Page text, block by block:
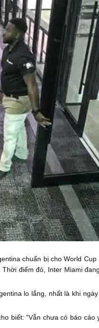
chuẩn bị cho World
điểm đó, Inter Miami
lo lắng, nhất là khi
biết: “Vẫn chưa có báo